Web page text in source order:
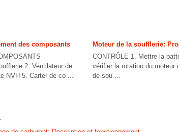
des composants
2. Ventilateur de
NVH 5. Carter de co ...
Moteur de la soufflerie:
CONTRÔLE 1. Mettre la
vérifier la rotation du moteur
de sou ...